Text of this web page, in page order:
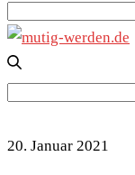
for:
20. Januar 2021